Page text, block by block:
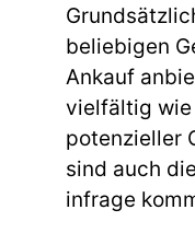
beliebigen
Ankauf
vielfältig wie
potenzieller
sind auch
infrage